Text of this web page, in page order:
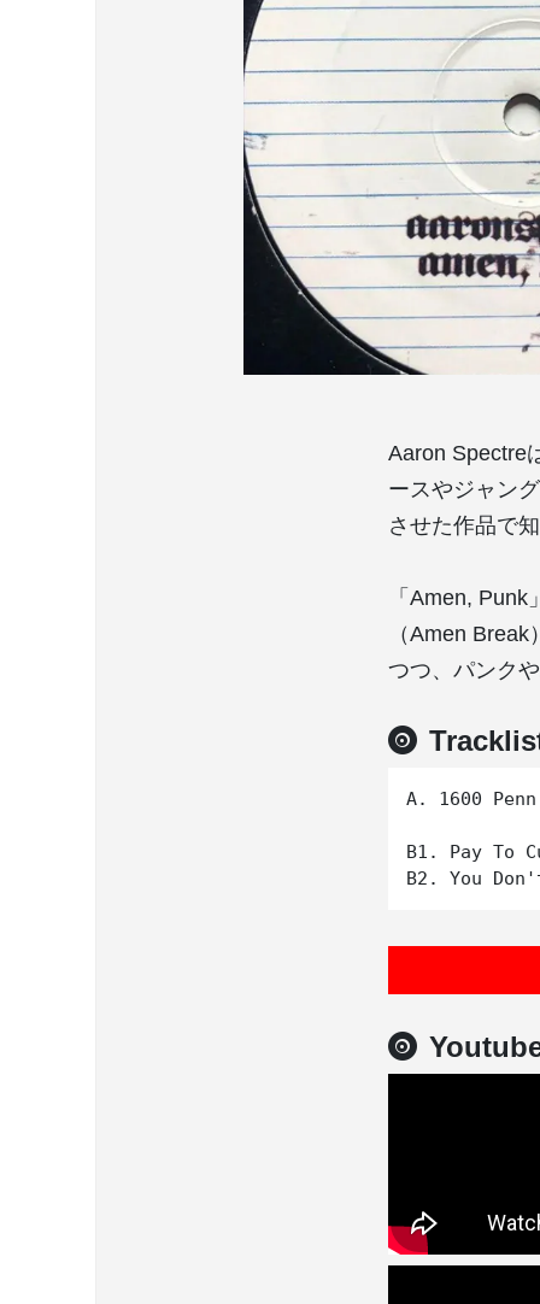
Aaron Spectre
ースやジャン
させた作品で
「Amen,
（Amen
つつ、パンク
A. 1600
B1. Pay To